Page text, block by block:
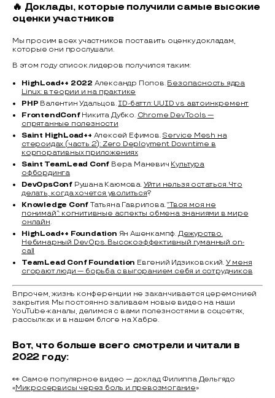
🔥 Доклады, которые получили самые высокие
оценки участников
Мы просим всех участников поставить оценку докладам,
которые они прослушали.
В этом году список лидеров получился таким:
HighLoad++ 2022 Александр Попов. Безопасность ядра
Linux: в теории и на практике
PHP Валентин Удальцов.ID-баттл: UUID vs автоинкремент
FrontendConfНикита Дубко. Chrome DevTools —
спрятанные полезности
Saint HighLoad++ Алексей Ефимов. Service Mesh на
стероидах (часть 2): Zero Deployment Downtime в
корпоративных приложениях
Saint TeamLead Conf Вера Маневич Культура
офбординга
DevOpsConf Рушана Каюмова. Уйти нельзя остаться. Что
делать, когда хочется уволиться?
Knowledge Conf Татьяна Гаврилова.“Твоя моя не
понимай”: когнитивные аспекты обмена знаниями в мире
онлайн.
HighLoad++ Foundation Ян Ашенкампф. Дежурство.
Небинарный DevOps. Высокоэффективный гуманный on-
call
TeamLead Conf Foundation Евгений Идзиковский. У меня
сгорают люди — борьба с выгоранием себя и сотрудников
Впрочем, жизнь конференции не заканчивается церемонией
закрытия. Мы постоянно заливаем новые видео на наши
YouTube-каналы, делимся с вами полезностями в соцсетях,
рассылках и в нашем блоге на Хабре.
Вот, что больше всего смотрели и читали в
2022 году:
👀 Самое популярное видео — доклад Филиппа Дельгядо
«Микросервисы через боль и превозмогание»